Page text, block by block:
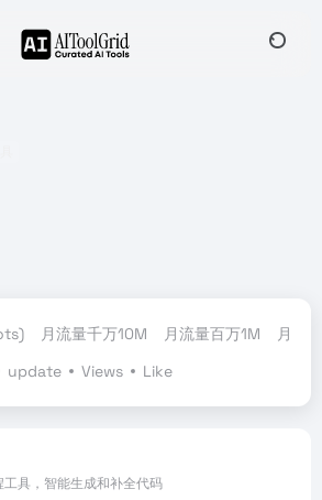
月流量千万10M 月流量百万1M
月流
update Views Like
工具，智能生成和补全代码